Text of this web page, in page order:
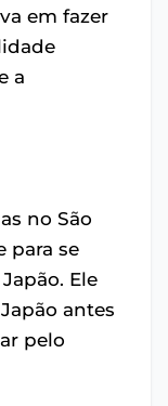
em fazer
a
no São
para se
Ele
antes
pelo